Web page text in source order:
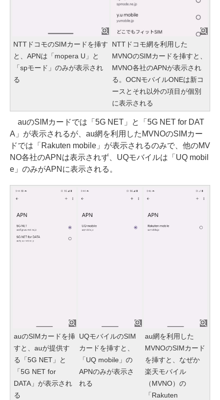
NTTドコモのSIMカードを挿す
と、APNは「mopera U」と
「spモード」のみが表示され
る
NTTドコモ網を利用した
MVNOのSIMカードを挿すと、
MVNO各社のAPNが表示され
る。OCNモバイルONEは新コ
ースとそれ以外の項目が個別
に表示される
auのSIMカードでは「5G NET」と「5G NET for DAT
A」が表示されるが、au網を利用したMVNOのSIMカー
ドでは「Rakuten mobile」が表示されるのみで、他のMV
NO各社のAPNは表示されず、UQモバイルは「UQ mobil
e」のみがAPNに表示される。
auのSIMカードを挿
すと、auが提供す
る「5G NET」と
「5G NET for
DATA」が表示され
る
UQモバイルのSIM
カードを挿すと、
「UQ mobile」の
APNのみが表示さ
れる
au網を利用した
MVNOのSIMカード
を挿すと、なぜか
楽天モバイル
（MVNO）の
「Rakuten